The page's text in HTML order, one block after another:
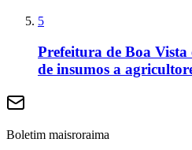
5
Prefeitura de Boa Vista
de insumos a
Boletim maisroraima